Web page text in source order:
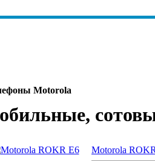
Motorola
Motorola